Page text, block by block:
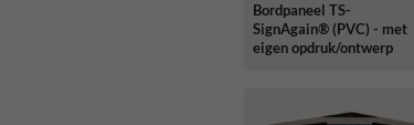
Bordpaneel TS-
SignAgain® (PVC) - met
eigen opdruk/ontwerp